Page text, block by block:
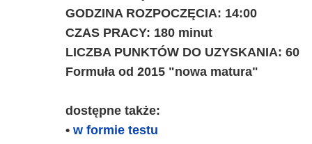
GODZINA ROZPOCZĘCIA: 14:00
CZAS PRACY: 180 minut
LICZBA PUNKTÓW DO UZYSKANIA: 60
Formuła od 2015 "nowa matura"
dostępne także:
• w formie testu